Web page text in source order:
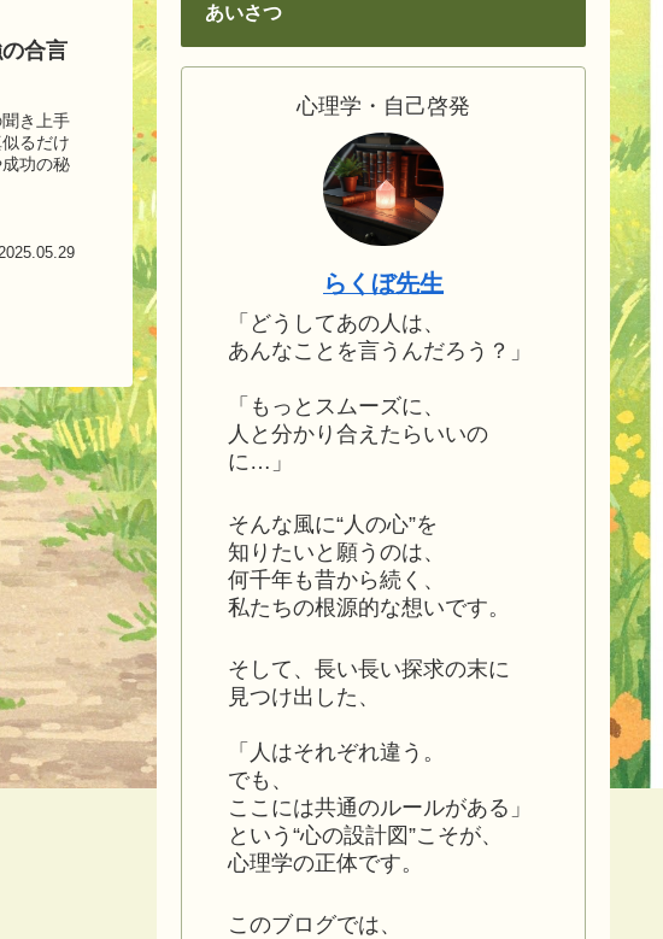
合言
き上手
るだけ
功の秘
2025.05.29
あいさつ
心理学・自己啓発
らくぼ先生
「どうしてあの人は、
あんなことを言うんだろう？」
「もっとスムーズに、
人と分かり合えたらいいの
に…」
そんな風に“人の心”を
知りたいと願うのは、
何千年も昔から続く、
私たちの根源的な想いです。
そして、長い長い探求の末に
見つけ出した、
「人はそれぞれ違う。
でも、
ここには共通のルールがある」
という“心の設計図”こそが、
心理学の正体です。
このブログでは、